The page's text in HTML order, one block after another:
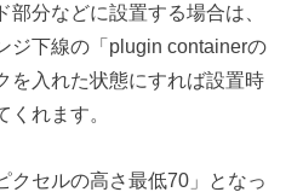
分などに設置する場合は、
ジ下線の「plugin containerの
を入れた状態にすれば設置時
れます。
クセルの高さ最低70」となっ